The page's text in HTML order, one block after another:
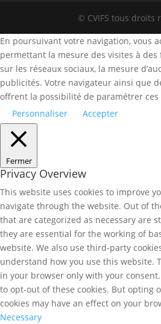
© CVIFS tous droits
En poursuivant votre navigation, vous
permettant la mesure des visites à
sur les réseaux sociaux, la mesure
publicités. Votre navigateur ainsi que
offrent la possibilité de paramétrer ces
Personnaliser
Accepter
Fermer
Privacy Overview
This website uses cookies to improve
navigate through the website. Out of
that are categorized as necessary are
they are essential for the working of
website. We also use third-party
understand how you use this website.
in your browser only with your
to opt-out of these cookies. But opting
cookies may have an effect on your
Necessary